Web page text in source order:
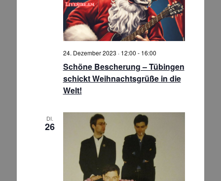
Schöne Bescherung – Tübingen
schickt Weihnachtsgrüße in die
Welt!
24. Dezember 2023 · 12:00 - 16:00
DI.
26